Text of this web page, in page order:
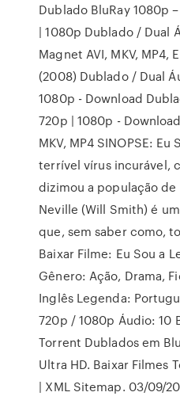
Dublado BluRay 1080p
| 1080p Dublado / Dual
Magnet AVI, MKV, MP4,
(2008) Dublado / Dual
1080p - Download
720p | 1080p -
MKV, MP4 SINOPSE: Eu
terrível vírus incurável,
dizimou a população de
Neville (Will Smith) é
que, sem saber como,
Baixar Filme: Eu Sou a
Gênero: Ação, Drama,
Inglês Legenda:
720p / 1080p Áudio: 10
Torrent Dublados em
Ultra HD. Baixar Filmes
| XML Sitemap. 03/09/